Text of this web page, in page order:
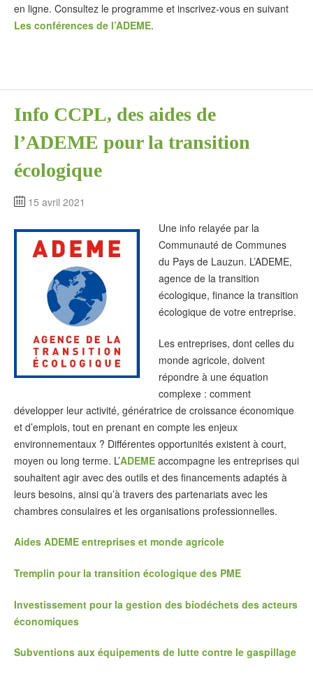
en ligne. Consultez le programme et inscrivez-vous en suivant
Les conférences de l’ADEME.
Info CCPL, des aides de
l’ADEME pour la transition
écologique
15 avril 2021
Une info relayée par la
Communauté de Communes
du Pays de Lauzun. L’ADEME,
agence de la transition
écologique, finance la transition
écologique de votre entreprise.
Les entreprises, dont celles du
monde agricole, doivent
répondre à une équation
complexe : comment
développer leur activité, génératrice de croissance économique
et d’emplois, tout en prenant en compte les enjeux
environnementaux ? Différentes opportunités existent à court,
moyen ou long terme. L’ADEME accompagne les entreprises qui
souhaitent agir avec des outils et des financements adaptés à
leurs besoins, ainsi qu’à travers des partenariats avec les
chambres consulaires et les organisations professionnelles.
Aides ADEME entreprises et monde agricole
Tremplin pour la transition écologique des PME
Investissement pour la gestion des biodéchets des acteurs
économiques
Subventions aux équipements de lutte contre le gaspillage